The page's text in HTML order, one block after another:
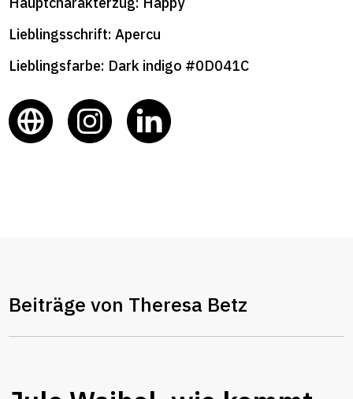
Lieblingsschrift: Apercu
Lieblingsfarbe: Dark indigo #0D041C
Beiträge von Theresa Betz